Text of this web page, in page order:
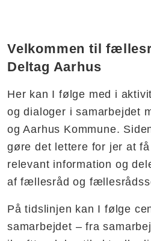
Velkommen til
Deltag Aarhus
Her kan I følge med i
og dialoger i samarbejdet
og Aarhus Kommune.
gøre det lettere for jer at
relevant information og
af fællesråd og
På tidslinjen kan I følge
samarbejdet – fra